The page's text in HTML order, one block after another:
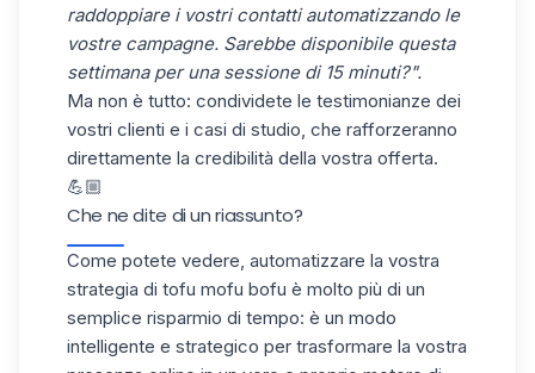
raddoppiare i vostri contatti automatizzando le
vostre campagne. Sarebbe disponibile questa
settimana per una sessione di 15 minuti?".
Ma non è tutto: condividete le testimonianze dei
vostri clienti e i casi di studio, che rafforzeranno
direttamente la credibilità della vostra offerta.
💪🏼
Che ne dite di un riassunto?
Come potete vedere, automatizzare la vostra
strategia di tofu mofu bofu è molto più di un
semplice risparmio di tempo: è un modo
intelligente e strategico per trasformare la vostra